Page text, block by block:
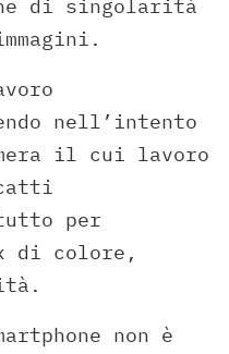
di singolarità
nell’intento
il cui lavoro
per
di colore,
non è